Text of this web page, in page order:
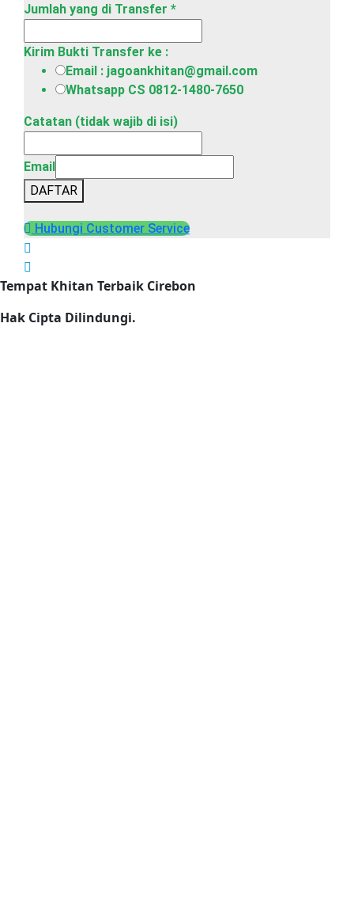
Jumlah yang di Transfer *
Kirim Bukti Transfer ke :
Email : jagoankhitan@gmail.com
Whatsapp CS 0812-1480-7650
Catatan (tidak wajib di isi)
Email
DAFTAR
Hubungi Customer Service
Tempat Khitan Terbaik Cirebon
Hak Cipta Dilindungi.